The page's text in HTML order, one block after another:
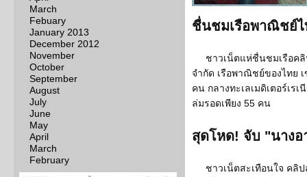
March
Febuary
January 2013
December 2012
November
October
September
August
July
June
May
April
March
February
ชื่นชมเรือพาณิชย์ไ
ชาวเน็ตแห่ชื่นชมเรือค
จำกัด เรือพาณิชย์ของไทย
คน กลางทะเลเมดิเตอร์เร
ล่มรอดเพียง 55 คน
สุดโหด! จับ "นาง
ชาวเน็ตสะเทือนใจ คลิ